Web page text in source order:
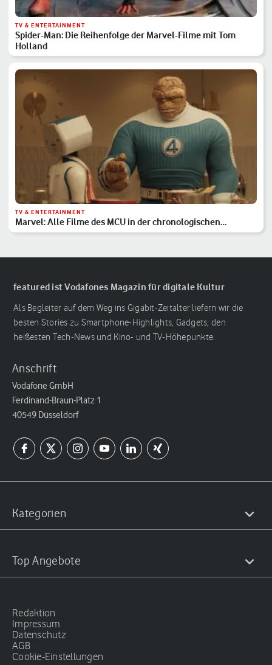
TV & ENTERTAINMENT
Spider-Man: Die Reihenfolge der Marvel-Filme mit Tom
Holland
TV & ENTERTAINMENT
Marvel: Alle Filme des MCU in der chronologischen
Reihenfolge
featured ist Vodafones Magazin für digitale Kultur
Als Begleiter auf dem Weg ins Gigabit-Zeitalter liefern wir die
besten Stories zu Smartphone-Highlights, Gadgets, den
heißesten Tech-News und Kino- und TV-Höhepunkte.
Anschrift
Vodafone GmbH
Ferdinand-Braun-Platz 1
40549 Düsseldorf
Kategorien
Top Angebote
Redaktion
Impressum
Datenschutz
AGB
Cookie-Einstellungen